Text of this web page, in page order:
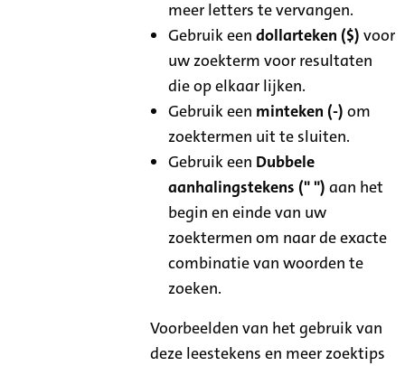
meer letters te vervangen.
Gebruik eendollarteken ($) voor
uw zoekterm voor resultaten
die op elkaar lijken.
Gebruik een minteken (-) om
zoektermen uit te sluiten.
Gebruik een Dubbele
aanhalingstekens (" ") aan het
begin en einde van uw
zoektermen om naar de exacte
combinatie van woorden te
zoeken.
Voorbeelden van het gebruik van
deze leestekens en meer zoektips